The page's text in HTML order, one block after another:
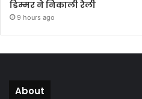
डिम्मर ने निकाली रैली
9 hours ago
About